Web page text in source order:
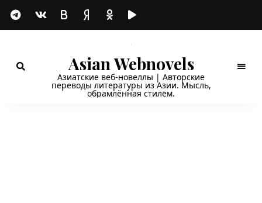
Asian Webnovels
Азиатские веб-новеллы | Авторские
переводы литературы из Азии. Мысль,
обрамлённая стилем.